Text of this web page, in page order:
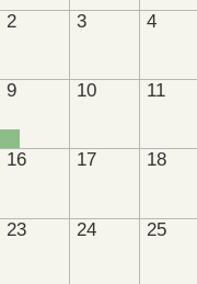
2 3 4
9 10 11
16 17 18
23 24 25